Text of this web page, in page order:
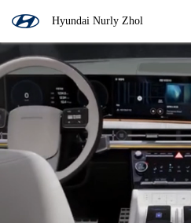
Hyundai Nurly Zhol